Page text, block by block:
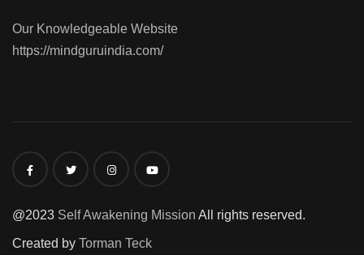
Our Knowledgeable Website
https://mindguruindia.com/
@2023 Self Awakening Mission All rights reserved.
Created by Torman Teck